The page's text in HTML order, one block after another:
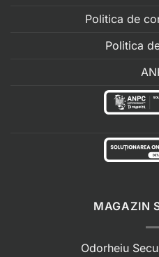
Politica de
Politica
MAGAZIN
Odorheiu